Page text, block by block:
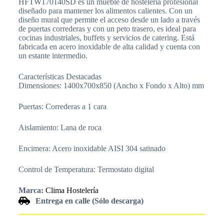
HFTW170140SD es un mueble de hostelería profesional
diseñado para mantener los alimentos calientes. Con un
diseño mural que permite el acceso desde un lado a través
de puertas correderas y con un peto trasero, es ideal para
cocinas industriales, buffets y servicios de catering. Está
fabricada en acero inoxidable de alta calidad y cuenta con
un estante intermedio.
Características Destacadas
Dimensiones: 1400x700x850 (Ancho x Fondo x Alto) mm
Puertas: Correderas a 1 cara
Aislamiento: Lana de roca
Encimera: Acero inoxidable AISI 304 satinado
Control de Temperatura: Termostato digital
Marca: Clima Hostelería
Entrega en calle (Sólo descarga)